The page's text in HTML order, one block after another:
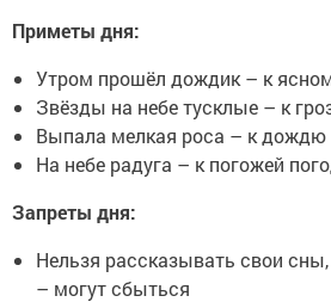
Приметы дня:
Утром прошёл дождик – к
Звёзды на небе тусклые – к
Выпала мелкая роса – к дождю
На небе радуга – к погожей
Запреты дня:
Нельзя рассказывать свои
– могут сбыться